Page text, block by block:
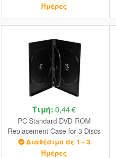
Ημέρες
Τιμή: 0,44 €
PC Standard DVD-ROM
Replacement Case for 3 Discs
Διαθέσιμο σε 1 - 3
Ημέρες